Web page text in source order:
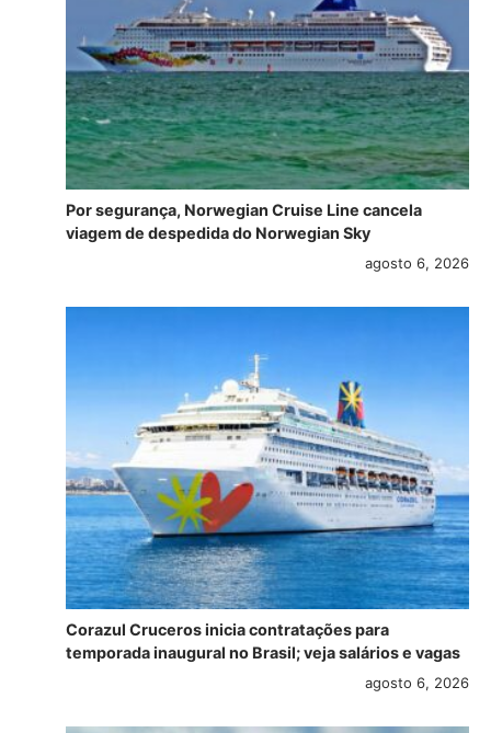
Por segurança, Norwegian Cruise Line cancela
viagem de despedida do Norwegian Sky
agosto 6, 2026
Corazul Cruceros inicia contratações para
temporada inaugural no Brasil; veja salários e vagas
agosto 6, 2026